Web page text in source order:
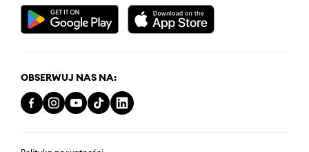
OBSERWUJ NAS NA: